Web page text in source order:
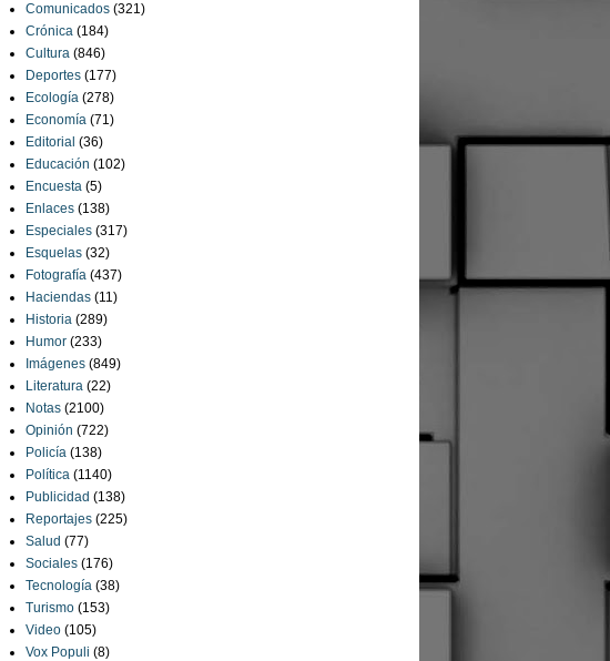
Comunicados (321)
Crónica (184)
Cultura (846)
Deportes (177)
Ecología (278)
Economía (71)
Editorial (36)
Educación (102)
Encuesta (5)
Enlaces (138)
Especiales (317)
Esquelas (32)
Fotografía (437)
Haciendas (11)
Historia (289)
Humor (233)
Imágenes (849)
Literatura (22)
Notas (2100)
Opinión (722)
Policía (138)
Política (1140)
Publicidad (138)
Reportajes (225)
Salud (77)
Sociales (176)
Tecnología (38)
Turismo (153)
Video (105)
Vox Populi (8)